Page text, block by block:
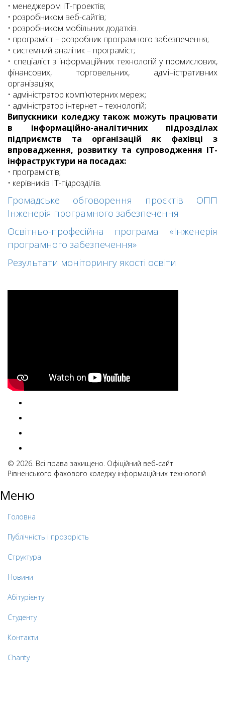
• менеджером ІТ-проектів;
• розробником веб-сайтів;
• розробником мобільних додатків.
• програміст – розробник програмного забезпечення;
• системний аналітик – програміст;
• спеціаліст з інформаційних технологій у промислових,
фінансових, торговельних, адміністративних
організаціях;
• адміністратор комп'ютерних мереж;
• адміністратор інтернет – технологій;
Випускники коледжу також можуть працювати
в інформаційно-аналітичних підрозділах
підприємств та організацій як фахівці з
впровадження, розвитку та супроводження ІТ-
інфраструктури на посадах:
• програмістів;
• керівників ІТ-підрозділів.
Громадське обговорення проєктів ОПП
Інженерія програмного забезпечення
Освітньо-професійна програма «Інженерія
програмного забезпечення»
Результати моніторингу якості освіти
© 2026. Всі права захищено. Офіційний веб-сайт
Рівненського фахового коледжу інформаційних технологій
Меню
Головна
Публічність і прозорість
Структура
Новини
Абітурієнту
Студенту
Контакти
Charity